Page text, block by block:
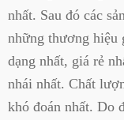
nhất. Sau đó các
những thương hiệu
dạng nhất, giá rẻ
nhái nhất. Chất
khó đoán nhất. Do